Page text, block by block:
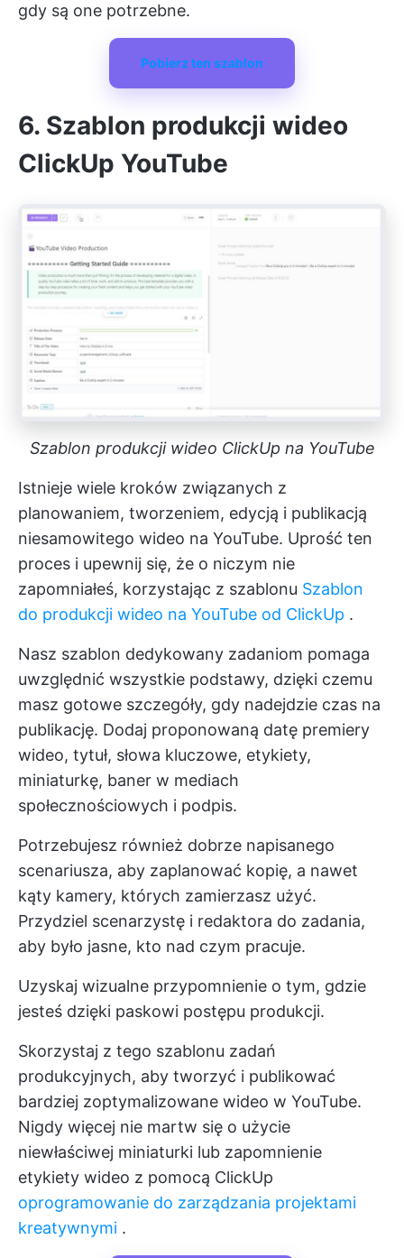
gdy są one potrzebne.
Pobierz ten szablon
6. Szablon produkcji wideo
ClickUp YouTube
Szablon produkcji wideo ClickUp na YouTube
Istnieje wiele kroków związanych z
planowaniem, tworzeniem, edycją i publikacją
niesamowitego wideo na YouTube. Uprość ten
proces i upewnij się, że o niczym nie
zapomniałeś, korzystając z szablonu Szablon
do produkcji wideo na YouTube od ClickUp .
Nasz szablon dedykowany zadaniom pomaga
uwzględnić wszystkie podstawy, dzięki czemu
masz gotowe szczegóły, gdy nadejdzie czas na
publikację. Dodaj proponowaną datę premiery
wideo, tytuł, słowa kluczowe, etykiety,
miniaturkę, baner w mediach
społecznościowych i podpis.
Potrzebujesz również dobrze napisanego
scenariusza, aby zaplanować kopię, a nawet
kąty kamery, których zamierzasz użyć.
Przydziel scenarzystę i redaktora do zadania,
aby było jasne, kto nad czym pracuje.
Uzyskaj wizualne przypomnienie o tym, gdzie
jesteś dzięki paskowi postępu produkcji.
Skorzystaj z tego szablonu zadań
produkcyjnych, aby tworzyć i publikować
bardziej zoptymalizowane wideo w YouTube.
Nigdy więcej nie martw się o użycie
niewłaściwej miniaturki lub zapomnienie
etykiety wideo z pomocą ClickUp
oprogramowanie do zarządzania projektami
kreatywnymi .